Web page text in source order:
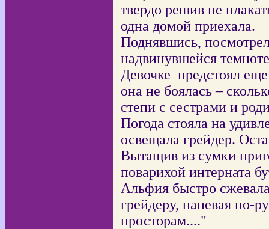
твердо решив не
одна домой приехала.
Поднявшись,
надвинувшейся
Девочке предстоял
она не боялась –
степи с сестрами и
Погода стояла на
освещала грейдер.
Вытащив из сумки
поварихой интерната
Альфия быстро
грейдеру, напевая по-
просторам...."